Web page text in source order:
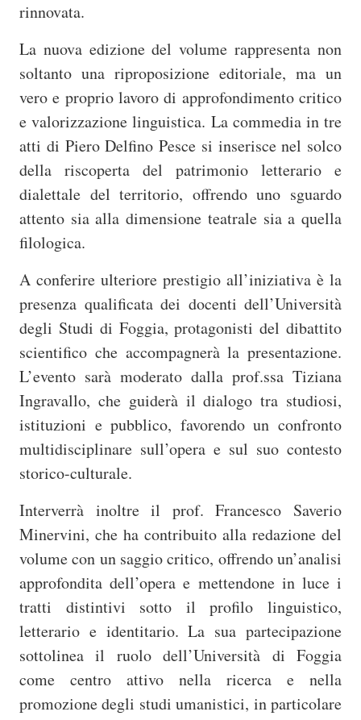
rinnovata.
La nuova edizione del volume rappresenta non
soltanto una riproposizione editoriale, ma un
vero e proprio lavoro di approfondimento critico
e valorizzazione linguistica. La commedia in tre
atti di Piero Delfino Pesce si inserisce nel solco
della riscoperta del patrimonio letterario e
dialettale del territorio, offrendo uno sguardo
attento sia alla dimensione teatrale sia a quella
filologica.
A conferire ulteriore prestigio all’iniziativa è la
presenza qualificata dei docenti dell’Università
degli Studi di Foggia, protagonisti del dibattito
scientifico che accompagnerà la presentazione.
L’evento sarà moderato dalla prof.ssa Tiziana
Ingravallo, che guiderà il dialogo tra studiosi,
istituzioni e pubblico, favorendo un confronto
multidisciplinare sull’opera e sul suo contesto
storico-culturale.
Interverrà inoltre il prof. Francesco Saverio
Minervini, che ha contribuito alla redazione del
volume con un saggio critico, offrendo un’analisi
approfondita dell’opera e mettendone in luce i
tratti distintivi sotto il profilo linguistico,
letterario e identitario. La sua partecipazione
sottolinea il ruolo dell’Università di Foggia
come centro attivo nella ricerca e nella
promozione degli studi umanistici, in particolare